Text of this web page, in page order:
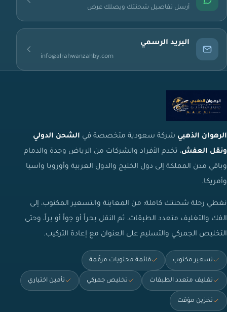
أرسل تفاصيل شحنتك ويصلك عرض
البريد الرسمي
info@alrahwanzahby.com
الرهوان الذهبي شركة سعودية متخصصة في الشحن الدولي
ونقل العفش، تخدم الأفراد والشركات من الرياض وجدة والدمام
وباقي مدن المملكة إلى دول الخليج والدول العربية وأوروبا وآسيا
وأمريكا.
نغطي رحلة شحنتك كاملة: من المعاينة والتسعير المكتوب، إلى
الفك والتغليف متعدد الطبقات، ثم النقل بحراً أو جواً أو براً، وحتى
التخليص الجمركي والتسليم على العنوان مع إعادة التركيب.
تسعير مكتوب قائمة محتويات مرقّمة
تغليف متعدد الطبقات تخليص جمركي تأمين اختياري
تخزين مؤقت